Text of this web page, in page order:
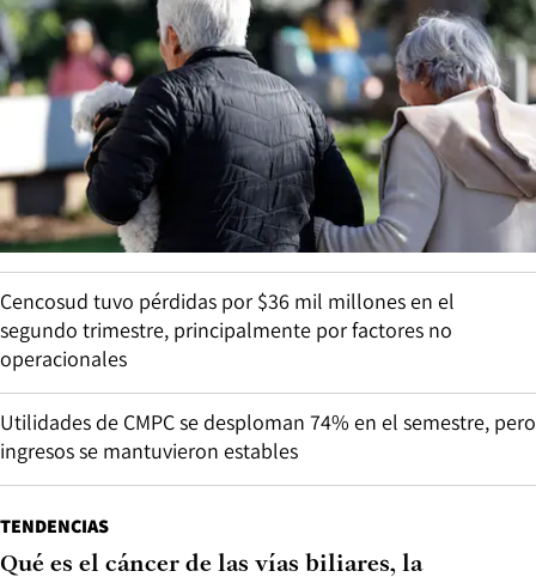
Cencosud tuvo pérdidas por $36 mil millones en el
segundo trimestre, principalmente por factores no
operacionales
Utilidades de CMPC se desploman 74% en el semestre, pero
ingresos se mantuvieron estables
TENDENCIAS
Qué es el cáncer de las vías biliares, la